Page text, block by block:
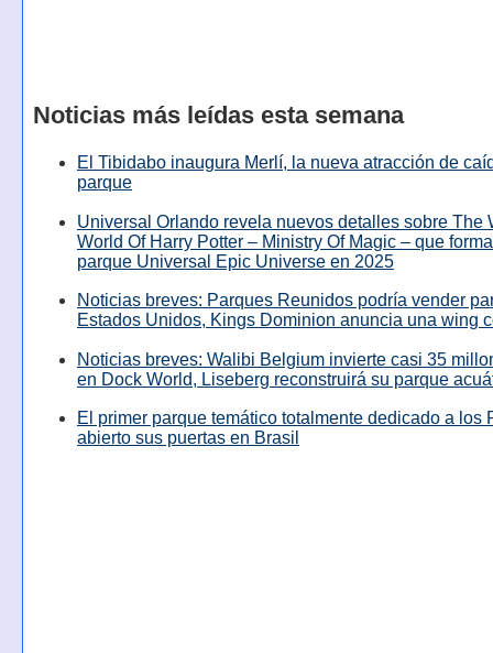
Noticias más leídas esta semana
El Tibidabo inaugura Merlí, la nueva atracción de
parque
Universal Orlando revela nuevos detalles sobre The
World Of Harry Potter – Ministry Of Magic – que
parque Universal Epic Universe en 2025
Noticias breves: Parques Reunidos podría vender
Estados Unidos, Kings Dominion anuncia una wing
Noticias breves: Walibi Belgium invierte casi 35
en Dock World, Liseberg reconstruirá su parque
El primer parque temático totalmente dedicado a los
abierto sus puertas en Brasil